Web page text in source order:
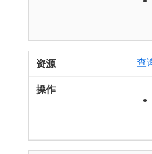
查